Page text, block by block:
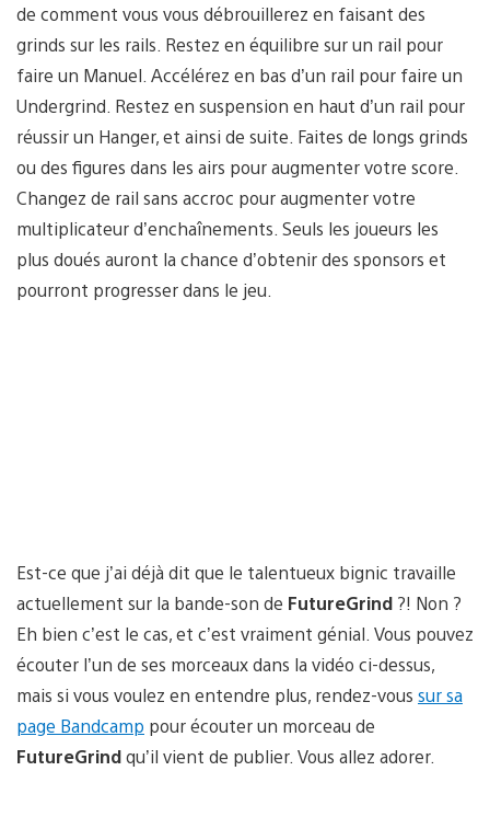
de comment vous vous débrouillerez en faisant des
grinds sur les rails. Restez en équilibre sur un rail pour
faire un Manuel. Accélérez en bas d’un rail pour faire un
Undergrind. Restez en suspension en haut d’un rail pour
réussir un Hanger, et ainsi de suite. Faites de longs grinds
ou des figures dans les airs pour augmenter votre score.
Changez de rail sans accroc pour augmenter votre
multiplicateur d’enchaînements. Seuls les joueurs les
plus doués auront la chance d’obtenir des sponsors et
pourront progresser dans le jeu.
Est-ce que j’ai déjà dit que le talentueux bignic travaille
actuellement sur la bande-son de FutureGrind ?! Non ?
Eh bien c’est le cas, et c’est vraiment génial. Vous pouvez
écouter l’un de ses morceaux dans la vidéo ci-dessus,
mais si vous voulez en entendre plus, rendez-vous sur sa
page Bandcamp pour écouter un morceau de
FutureGrindqu’il vient de publier. Vous allez adorer.